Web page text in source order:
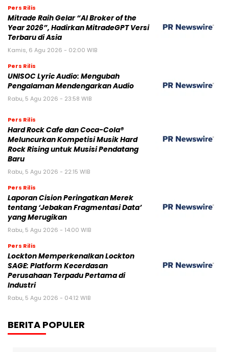
Pers Rilis
Mitrade Raih Gelar “AI Broker of the
Year 2026”, Hadirkan MitradeGPT Versi
Terbaru di Asia
Kamis, 6 Agu 2026 - 02:00 WIB
Pers Rilis
UNISOC Lyric Audio: Mengubah
Pengalaman Mendengarkan Audio
Rabu, 5 Agu 2026 - 23:58 WIB
Pers Rilis
Hard Rock Cafe dan Coca-Cola®
Meluncurkan Kompetisi Musik Hard
Rock Rising untuk Musisi Pendatang
Baru
Rabu, 5 Agu 2026 - 22:15 WIB
Pers Rilis
Laporan Cision Peringatkan Merek
tentang ‘Jebakan Fragmentasi Data’
yang Merugikan
Rabu, 5 Agu 2026 - 14:00 WIB
Pers Rilis
Lockton Memperkenalkan Lockton
SAGE: Platform Kecerdasan
Perusahaan Terpadu Pertama di
Industri
Rabu, 5 Agu 2026 - 04:12 WIB
BERITA POPULER